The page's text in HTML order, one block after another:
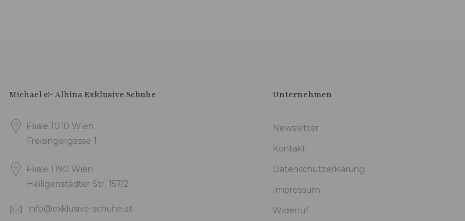
Michael & Albina Exklusive Schuhe
Filiale 1010 Wien
Freisingergasse 1
Filiale 1190 Wien
Heiligenstädter Str. 157/2
info@exklusive-schuhe.at
Unternehmen
Newsletter
Kontakt
Datenschutzerklärung
Impressum
Widerruf